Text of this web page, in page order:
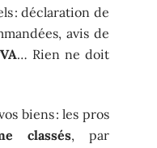
: déclaration de
avis de
… Rien ne doit
biens : les pros
classés, par